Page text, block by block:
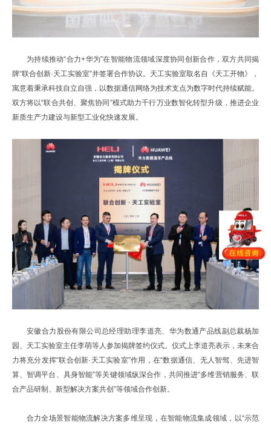
为持续推动“合力+华为”在智能物流领域深度协同创新合作，双方共同揭
牌“联合创新·天工实验室”并签署合作协议。天工实验室取名自《天工开物》，
寓意着秉承科技自立自强，以数据通信网络为技术支点为数字时代持续赋能。
双方将以“联合共创、聚焦协同”模式助力千行万业数智化转型升级，推进企业
新质生产力建设与新型工业化快速发展。
安徽合力股份有限公司总经理助理李道亮、华为数通产品线副总裁杨加
园、天工实验室主任李萌等人参加揭牌签约仪式。仪式上李道亮表示，未来合
力将充分发挥“联合创新·天工实验室”作用，在“数据通信、无人智驾、先进智
算、智调平台、具身智能”等关键领域纵深合作，共同推进“多维营销服务、联
合产品研制、新型解决方案共创”等领域合作创新。
合力全场景智能物流解决方案多维呈现，在智能物流集成领域，以“示范